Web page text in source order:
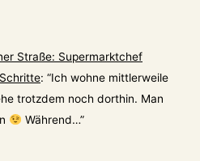
Straße: Supermarktchef
: “Ich wohne mittlerweile
trotzdem noch dorthin. Man
Während…”